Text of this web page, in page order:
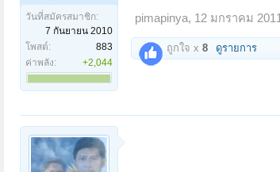
วันที่สมัครสมาชิก:
7 กันยายน 2010
โพสต์:
883
ค่าพลัง:
+2,044
pimapinya, 12 มกราคม 2011
ถูกใจ x 8 ดูรายการ